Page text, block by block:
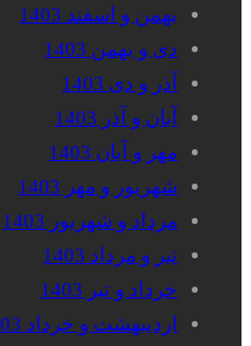
بهمن و اسفند 1403
دی و بهمن 1403
آذر و دی 1403
آبان و آذر 1403
مهر و آبان 1403
شهریور و مهر 1403
مرداد و شهریور 1403
تیر و مرداد 1403
خرداد و تیر 1403
اردیبهشت و خرداد 1403